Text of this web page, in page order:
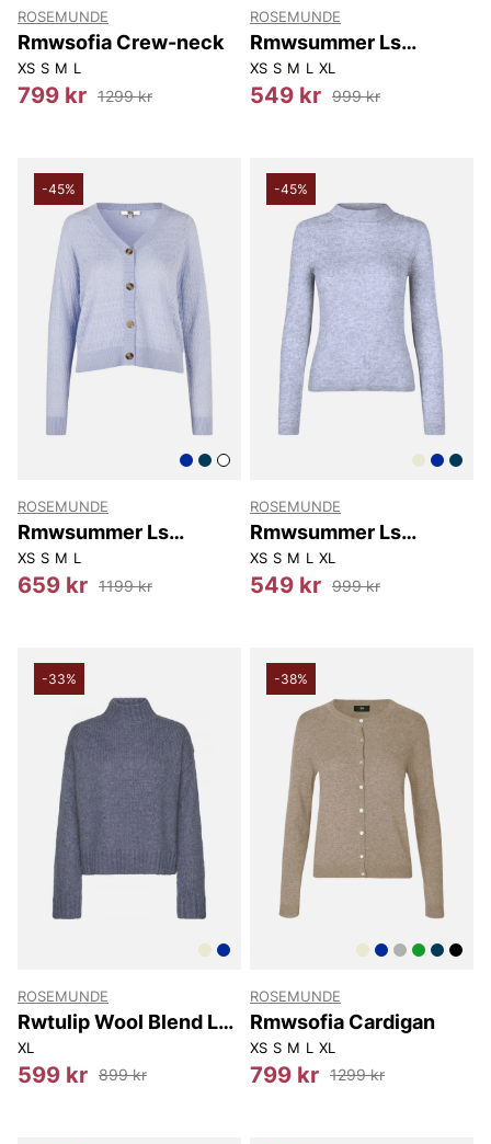
ROSEMUNDE
Rmwsofia Crew-neck
XS S M L
799 kr 1299 kr
ROSEMUNDE
Rmwsummer Ls
Pointelle Pullover
XS S M L XL
549 kr 999 kr
-45%
ROSEMUNDE
Rmwsummer Ls
Pointelle Cardigan
XS S M L
659 kr 1199 kr
-45%
ROSEMUNDE
Rmwsummer Ls
Pointelle Pullover
XS S M L XL
549 kr 999 kr
-33%
ROSEMUNDE
Rwtulip Wool Blend Ls
Turtleneck Plain
Pullover
XL
599 kr 899 kr
-38%
ROSEMUNDE
Rmwsofia Cardigan
XS S M L XL
799 kr 1299 kr